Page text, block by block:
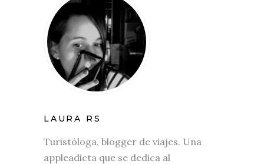
LAURA RS
Turistóloga, blogger de viajes. Una
appleadicta que se dedica al